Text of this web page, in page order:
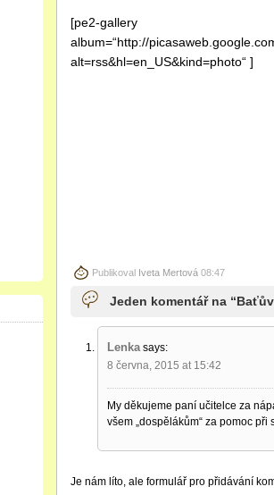
[pe2-gallery
album=“http://
alt=rss&hl=en_US&kind=photo“ ]
Publikoval Iveta Mertová08:47
Jeden komentář na
Lenka says:
8 června, 2015 at 15:42
My děkujeme paní učitelce za
všem „dospělákům“ za pomoc při
Je nám líto, ale formulář pro přidávání